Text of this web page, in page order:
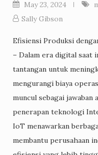
May 23, 2024
Sally Gibson
Efisiensi Produksi
– Dalam era digital saat
tantangan untuk
mengurangi biaya
muncul sebagai jawaban
penerapan teknologi
IoT menawarkan
membantu perusahaan